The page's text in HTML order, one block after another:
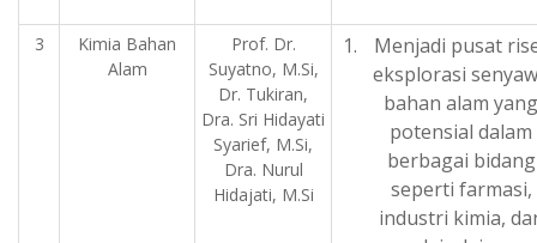
3
Kimia Bahan
Alam
Prof. Dr.
Suyatno, M.Si,
Dr. Tukiran,
Dra. Sri Hidayati
Syarief, M.Si,
Dra. Nurul
Hidajati, M.Si
Menjadi pusat
eksplorasi
bahan alam yang
potensial dalam
berbagai bidang
seperti farmasi,
industri kimia,